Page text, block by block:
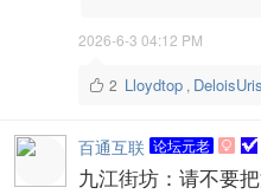
2026-6-3 04:12 PM
 2 Lloydtop ,
百通互联 论坛元老 
九江街坊：请不要